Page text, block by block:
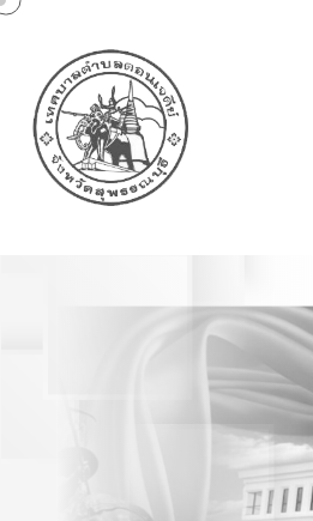
ประกาศเทศบา
ดอนเจดีย์เรื่อง